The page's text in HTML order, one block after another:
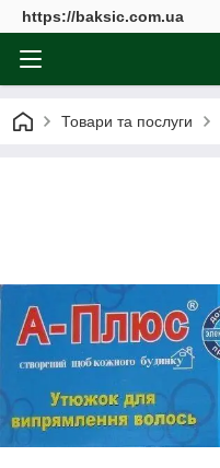
https://baksic.com.ua
Товари та послуги